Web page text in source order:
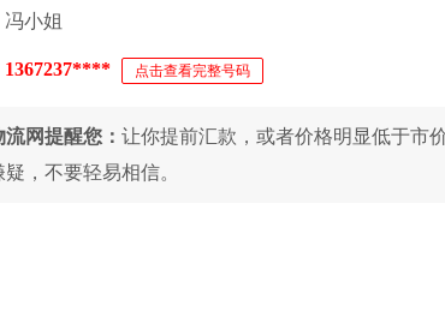
冯小姐
1367237**** 点击查看完整号码
网提醒您： 让你提前汇款，或者价格明显低于市
，不要轻易相信。